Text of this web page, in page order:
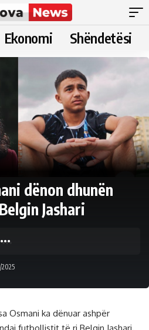
Ekonomi Shëndetësi
dënon dhunën
Jashari
Osmani ka dënuar ashpër